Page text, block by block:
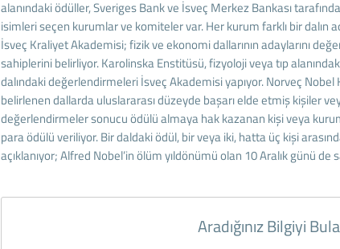
alanındaki ödüller, Sveriges Bank ve İsveç Merkez Bankası
isimleri seçen kurumlar ve komiteler var. Her kurum farklı bir dalın
İsveç Kraliyet Akademisi; fizik ve ekonomi dallarının adaylarını
sahiplerini belirliyor. Karolinska Enstitüsü, fizyoloji veya tıp
dalındaki değerlendirmeleri İsveç Akademisi yapıyor. Norveç
belirlenen dallarda uluslararası düzeyde başarı elde etmiş kişiler
değerlendirmeler sonucu ödülü almaya hak kazanan kişi veya
para ödülü veriliyor. Bir daldaki ödül, bir veya iki, hatta üç kişi
açıklanıyor; Alfred Nobel’in ölüm yıldönümü olan 10 Aralık günü de
Aradığınız Bilgiyi